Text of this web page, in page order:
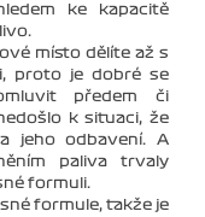
ke kapacitě
místo dělíte až s
proto je dobré se
předem či
k situaci, že
jeho odbavení. A
paliva trvaly
formuli.
formule, takže je